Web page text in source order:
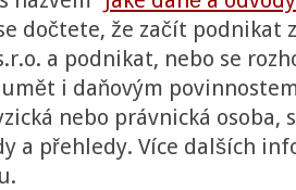
dočtete, že začít podnikat
a podnikat, nebo se
i daňovým
nebo právnická osoba,
a přehledy. Více dalších
.